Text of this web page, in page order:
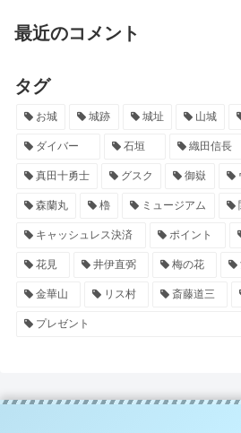
最近のコメント
タグ
お城 城跡 城址 山城
ダイバー 石垣 織田信長
真田十勇士 グスク 御嶽
森蘭丸 櫓 ミュージアム
キャッシュレス決済 ポイント
花見 井伊直弼 梅の花
金華山 リス村 斎藤道三
プレゼント